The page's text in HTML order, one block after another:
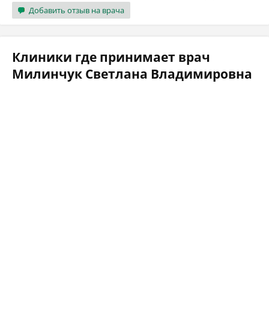
Добавить отзыв на врача
Клиники где принимает врач
Милинчук Светлана Владимировна